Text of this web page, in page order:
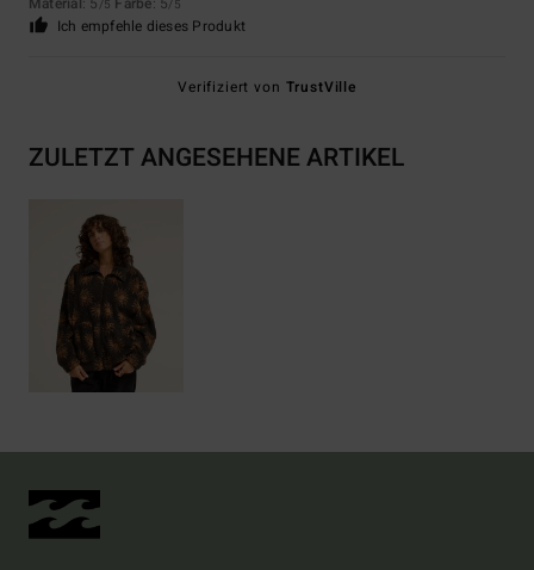
/5 /5
Ich empfehle dieses Produkt
Verifiziert von TrustVille
ZULETZT ANGESEHENE ARTIKEL